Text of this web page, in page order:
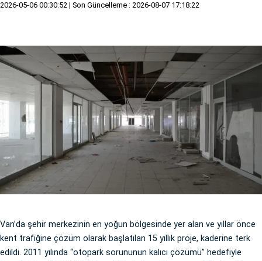
2026-05-06 00:30:52 | Son Güncelleme : 2026-08-07 17:18:22
Van’da şehir merkezinin en yoğun bölgesinde yer alan ve yıllar önce
kent trafiğine çözüm olarak başlatılan 15 yıllık proje, kaderine terk
edildi. 2011 yılında “otopark sorununun kalıcı çözümü” hedefiyle